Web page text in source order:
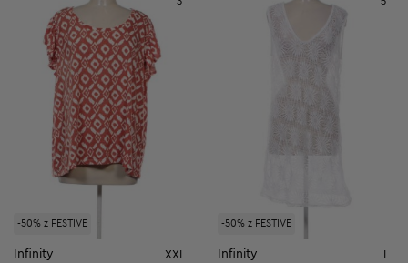
-50% z FESTIVE
Infinity XXL
-50% z FESTIVE
Infinity